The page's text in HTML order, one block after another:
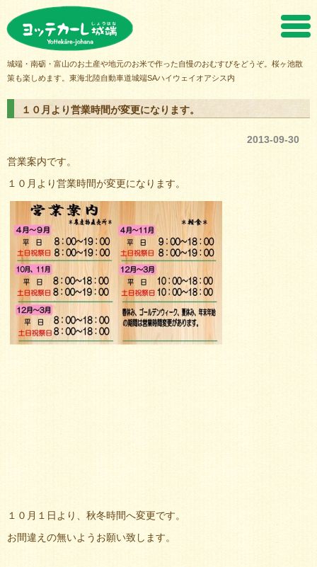
城端・南砺・富山のお土産や地元のお米で作った自慢のおむすびをどうぞ。桜ヶ池散
策も楽しめます。東海北陸自動車道城端SAハイウェイオアシス内
１０月より営業時間が変更になります。
2013-09-30
営業案内です。
１０月より営業時間が変更になります。
１０月１日より、秋冬時間へ変更です。
お間違えの無いようお願い致します。